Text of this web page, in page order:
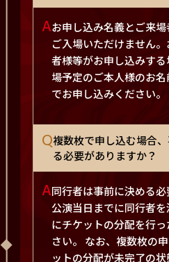
Aお申し込み名義とご来
ご入場いただけません
者様等がお申し込みす
場予定のご本人様のお
でお申し込みください。
Q複数枚で申し込む場合
る必要がありますか？
A同行者は事前に決める必
公演当日までに同行者
にチケットの分配を行
さい。 なお、複数枚の
ットの分配が未完了の